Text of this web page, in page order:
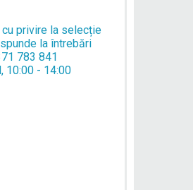
privire la selecție
la întrebări
783 841
10:00 - 14:00